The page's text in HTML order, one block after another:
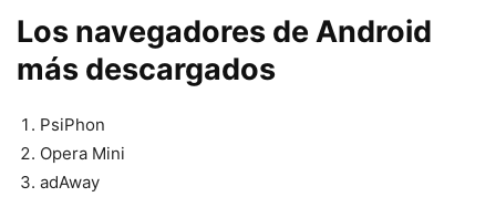
Los navegadores de Android
más descargados
PsiPhon
Opera Mini
adAway